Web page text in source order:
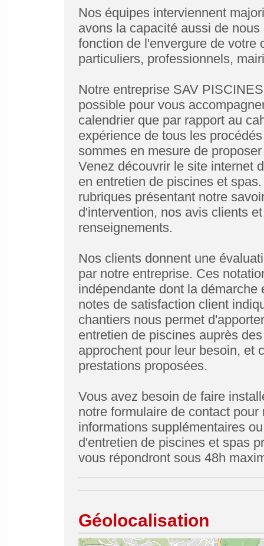
Nos équipes interviennent
avons la capacité aussi de
fonction de l'envergure de votre
particuliers, professionnels,
Notre entreprise SAV
possible pour vous
calendrier que par rapport au
expérience de tous les
sommes en mesure de
Venez découvrir le site internet
en entretien de piscines et
rubriques présentant notre
d'intervention, nos avis clients
renseignements.
Nos clients donnent une
par notre entreprise. Ces
indépendante dont la
notes de satisfaction client
chantiers nous permet
entretien de piscines auprès
approchent pour leur besoin, et
prestations proposées.
Vous avez besoin de faire
notre formulaire de contact
informations supplémentaires
d'entretien de piscines et spas
vous répondront sous 48h
Géolocalisation